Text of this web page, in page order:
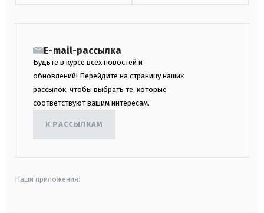
E-mail-рассылка
Будьте в курсе всех новостей и
обновлений! Перейдите на страницу наших
рассылок, чтобы выбрать те, которые
соответствуют вашим интересам.
К РАССЫЛКАМ
Наши приложения: